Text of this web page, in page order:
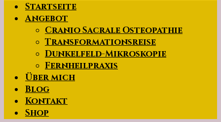
Startseite
Angebot
Cranio Sacrale Osteopathie
Transformationsreise
Dunkelfeld-Mikroskopie
Fernheilpraxis
Über mich
Blog
Kontakt
Shop